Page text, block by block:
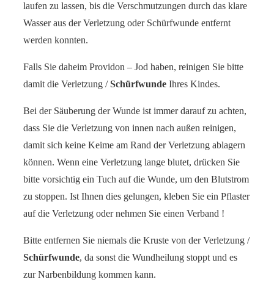
laufen zu lassen, bis die Verschmutzungen durch das klare
Wasser aus der Verletzung oder Schürfwunde entfernt
werden konnten.
Falls Sie daheim Providon – Jod haben, reinigen Sie bitte
damit die Verletzung /Schürfwunde Ihres Kindes.
Bei der Säuberung der Wunde ist immer darauf zu achten,
dass Sie die Verletzung von innen nach außen reinigen,
damit sich keine Keime am Rand der Verletzung ablagern
können. Wenn eine Verletzung lange blutet, drücken Sie
bitte vorsichtig ein Tuch auf die Wunde, um den Blutstrom
zu stoppen. Ist Ihnen dies gelungen, kleben Sie ein Pflaster
auf die Verletzung oder nehmen Sie einen Verband !
Bitte entfernen Sie niemals die Kruste von der Verletzung /
Schürfwunde, da sonst die Wundheilung stoppt und es
zur Narbenbildung kommen kann.